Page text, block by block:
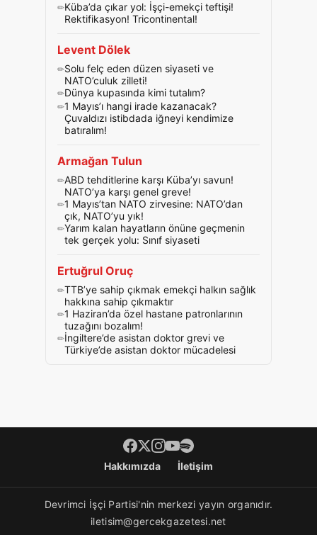
Küba’da çıkar yol: İşçi-emekçi teftişi!
Rektifikasyon! Tricontinental!
Levent Dölek
Solu felç eden düzen siyaseti ve
NATO’culuk zilleti!
Dünya kupasında kimi tutalım?
1 Mayıs’ı hangi irade kazanacak?
Çuvaldızı istibdada iğneyi kendimize
batıralım!
Armağan Tulun
ABD tehditlerine karşı Küba’yı savun!
NATO’ya karşı genel greve!
1 Mayıs’tan NATO zirvesine: NATO’dan
çık, NATO’yu yık!
Yarım kalan hayatların önüne geçmenin
tek gerçek yolu: Sınıf siyaseti
Ertuğrul Oruç
TTB’ye sahip çıkmak emekçi halkın sağlık
hakkına sahip çıkmaktır
1 Haziran’da özel hastane patronlarının
tuzağını bozalım!
İngiltere’de asistan doktor grevi ve
Türkiye’de asistan doktor mücadelesi
Footer menüHakkımızda İletişim
Devrimci İşçi Partisi'nin merkezi yayın organıdır.
iletisim@gercekgazetesi.net